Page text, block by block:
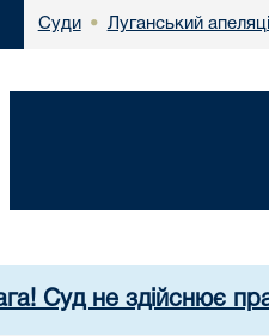
Суди • Луганський
Суд не здійснює